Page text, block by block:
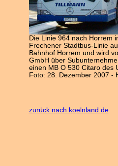
Die Linie 964 nach Horrem
Frechener Stadtbus-Linie
Bahnhof Horrem und wird
GmbH über
einen MB O 530 Citaro des
Foto: 28. Dezember 2007 -
zurück nach koelnland.de